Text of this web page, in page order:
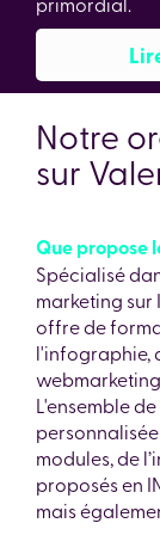
Notre
sur
Que propose
Spécialisé
marketing sur
offre de
l'infographie,
L'ensemble
modules, de
proposés en
mais